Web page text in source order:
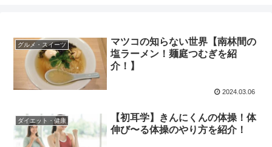
グルメ・スイーツ
マツコの知らない世界【南林間の
塩ラーメン！麺庭つむぎを紹
介！】
2024.03.06
ダイエット・健康
【初耳学】きんにくんの体操！体
伸び〜る体操のやり方を紹介！